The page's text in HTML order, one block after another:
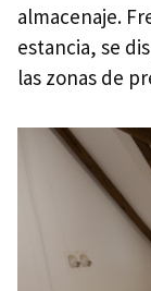
almacenaje.
estancia, se
las zonas de